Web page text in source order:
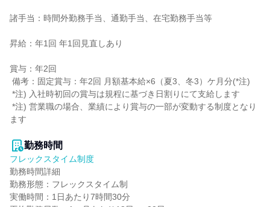
諸手当：時間外勤務手当、通勤手当、在宅勤務手当等
昇給：年1回 年1回見直しあり
賞与：年2回
ます
勤務時間
フレックスタイム制度
勤務時間詳細
勤務形態：フレックスタイム制
実働時間：1日あたり7時間30分